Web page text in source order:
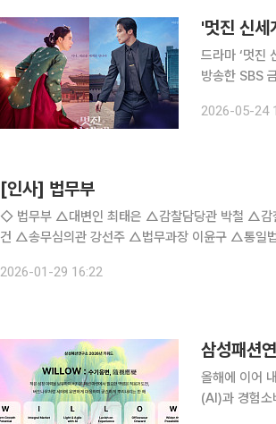
'멋진 신
드라마 ‘멋진 신세계’의 시
방송한 SBS 금
이다. 지
2026-05-24
[인사] 법무부
◇ 법무부 △대변인 최태은 △감찰담당관 박철 △감찰담당관실 검사 이소연 △형사사법공통시스템운영단장 박은혜 △법무심의관 권내
건 △송무심의관 강선주 △법무과장 이윤구 △통일
2026-01-29 16:22
올해에 이어
(AI)과 경험소비